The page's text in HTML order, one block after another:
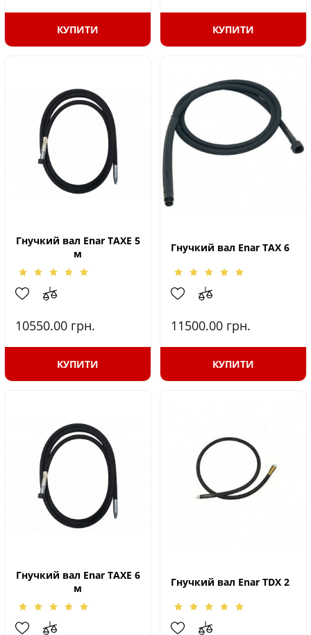
КУПИТИ КУПИТИ
Гнучкий вал Enar TAXE 5
м
10550.00 грн.
КУПИТИ
Гнучкий вал Enar TAX 6
11500.00 грн.
КУПИТИ
Гнучкий вал Enar TAXE 6
м
Гнучкий вал Enar TDX 2